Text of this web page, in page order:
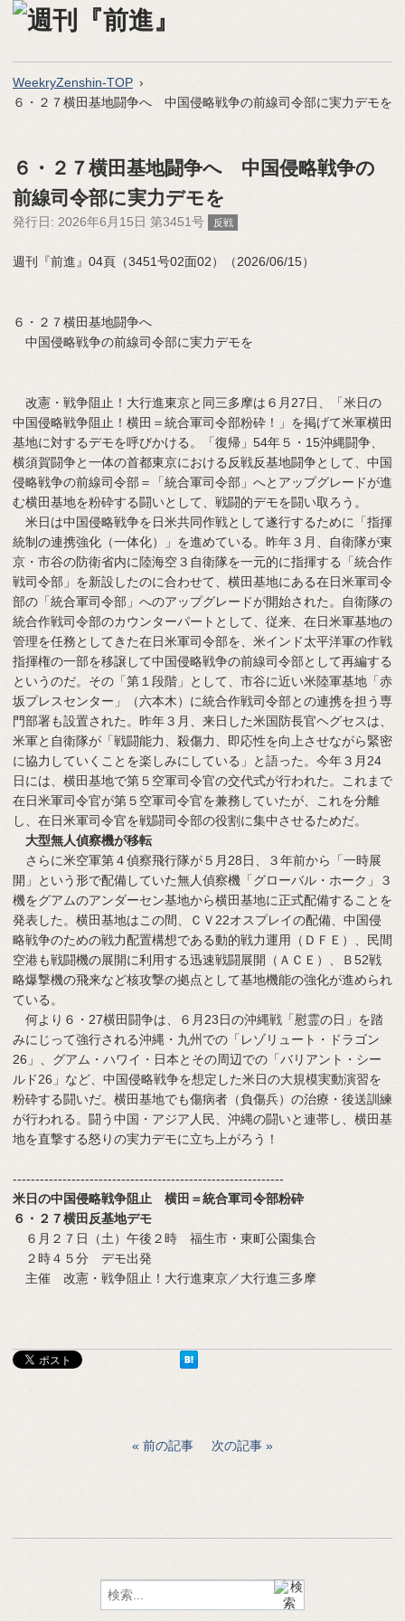
WeekryZenshin-TOP
６・２７横田基地闘争へ 中国侵略戦争の前線司令部に実力デモを
６・２７横田基地闘争へ 中国侵略戦争の
前線司令部に実力デモを
発行日: 2026年6月15日 第3451号 反戦
週刊『前進』04頁（3451号02面02）（2026/06/15）
６・２７横田基地闘争へ
中国侵略戦争の前線司令部に実力デモを
改憲・戦争阻止！大行進東京と同三多摩は６月27日、「米日の
中国侵略戦争阻止！横田＝統合軍司令部粉砕！」を掲げて米軍横田
基地に対するデモを呼びかける。「復帰」54年５・15沖縄闘争、
横須賀闘争と一体の首都東京における反戦反基地闘争として、中国
侵略戦争の前線司令部＝「統合軍司令部」へとアップグレードが進
む横田基地を粉砕する闘いとして、戦闘的デモを闘い取ろう。
米日は中国侵略戦争を日米共同作戦として遂行するために「指揮
統制の連携強化（一体化）」を進めている。昨年３月、自衛隊が東
京・市谷の防衛省内に陸海空３自衛隊を一元的に指揮する「統合作
戦司令部」を新設したのに合わせて、横田基地にある在日米軍司令
部の「統合軍司令部」へのアップグレードが開始された。自衛隊の
統合作戦司令部のカウンターパートとして、従来、在日米軍基地の
管理を任務としてきた在日米軍司令部を、米インド太平洋軍の作戦
指揮権の一部を移譲して中国侵略戦争の前線司令部として再編する
というのだ。その「第１段階」として、市谷に近い米陸軍基地「赤
坂プレスセンター」（六本木）に統合作戦司令部との連携を担う専
門部署も設置された。昨年３月、来日した米国防長官ヘグセスは、
米軍と自衛隊が「戦闘能力、殺傷力、即応性を向上させながら緊密
に協力していくことを楽しみにしている」と語った。今年３月24
日には、横田基地で第５空軍司令官の交代式が行われた。これまで
在日米軍司令官が第５空軍司令官を兼務していたが、これを分離
し、在日米軍司令官を戦闘司令部の役割に集中させるためだ。
大型無人偵察機が移転
さらに米空軍第４偵察飛行隊が５月28日、３年前から「一時展
開」という形で配備していた無人偵察機「グローバル・ホーク」３
機をグアムのアンダーセン基地から横田基地に正式配備することを
発表した。横田基地はこの間、ＣＶ22オスプレイの配備、中国侵
略戦争のための戦力配置構想である動的戦力運用（ＤＦＥ）、民間
空港も戦闘機の展開に利用する迅速戦闘展開（ＡＣＥ）、Ｂ52戦
略爆撃機の飛来など核攻撃の拠点として基地機能の強化が進められ
ている。
何より６・27横田闘争は、６月23日の沖縄戦「慰霊の日」を踏
みにじって強行される沖縄・九州での「レゾリュート・ドラゴン
26」、グアム・ハワイ・日本とその周辺での「バリアント・シー
ルド26」など、中国侵略戦争を想定した米日の大規模実動演習を
粉砕する闘いだ。横田基地でも傷病者（負傷兵）の治療・後送訓練
が行われる。闘う中国・アジア人民、沖縄の闘いと連帯し、横田基
地を直撃する怒りの実力デモに立ち上がろう！
------------------------------------------------------------
米日の中国侵略戦争阻止 横田＝統合軍司令部粉砕
６・２７横田反基地デモ
６月２７日（土）午後２時 福生市・東町公園集合
２時４５分 デモ出発
主催 改憲・戦争阻止！大行進東京／大行進三多摩
前の記事 次の記事